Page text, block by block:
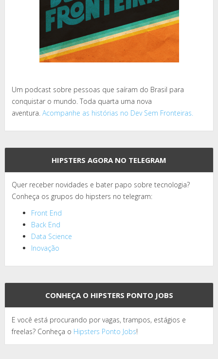
Um podcast sobre pessoas que saíram do Brasil para
conquistar o mundo. Toda quarta uma nova
aventura. Acompanhe as histórias no Dev Sem Fronteiras.
HIPSTERS AGORA NO TELEGRAM
Quer receber novidades e bater papo sobre tecnologia?
Conheça os grupos do hipsters no telegram:
Front End
Back End
Data Science
Inovação
CONHEÇA O HIPSTERS PONTO JOBS
E você está procurando por vagas, trampos, estágios e
freelas? Conheça o Hipsters Ponto Jobs!